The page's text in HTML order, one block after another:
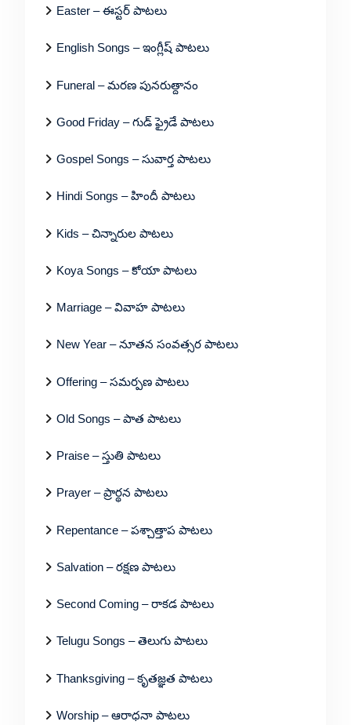
Easter – ఈస్టర్ పాటలు
English Songs – ఇంగ్లీష్ పాటలు
Funeral – మరణ పునరుత్దానం
Good Friday – గుడ్ ఫ్రైడే పాటలు
Gospel Songs – సువార్త పాటలు
Hindi Songs – హిందీ పాటలు
Kids – చిన్నారుల పాటలు
Koya Songs – కోయా పాటలు
Marriage – వివాహ పాటలు
New Year – నూతన సంవత్సర పాటలు
Offering – సమర్పణ పాటలు
Old Songs – పాత పాటలు
Praise – స్తుతి పాటలు
Prayer – ప్రార్థన పాటలు
Repentance – పశ్చాత్తాప పాటలు
Salvation – రక్షణ పాటలు
Second Coming – రాకడ పాటలు
Telugu Songs – తెలుగు పాటలు
Thanksgiving – కృతజ్ఞత పాటలు
Worship – ఆరాధనా పాటలు